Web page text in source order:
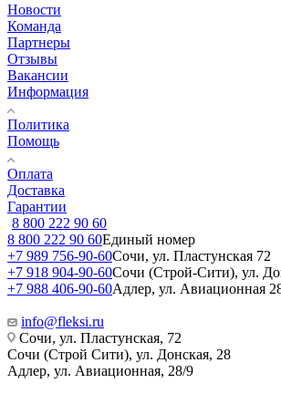
Новости
Команда
Партнеры
Отзывы
Вакансии
Информация
Политика
Помощь
Оплата
Доставка
Гарантии
8 800 222 90 60
8 800 222 90 60Единый номер
+7 989 756-90-60Сочи, ул. Пластунская 72
+7 918 904-90-60Сочи (Строй-Сити), ул.
+7 988 406-90-60Адлер, ул. Авиационная
info@fleksi.ru
Сочи, ул. Пластунская, 72
Сочи (Строй Сити), ул. Донская, 28
Адлер, ул. Авиационная, 28/9